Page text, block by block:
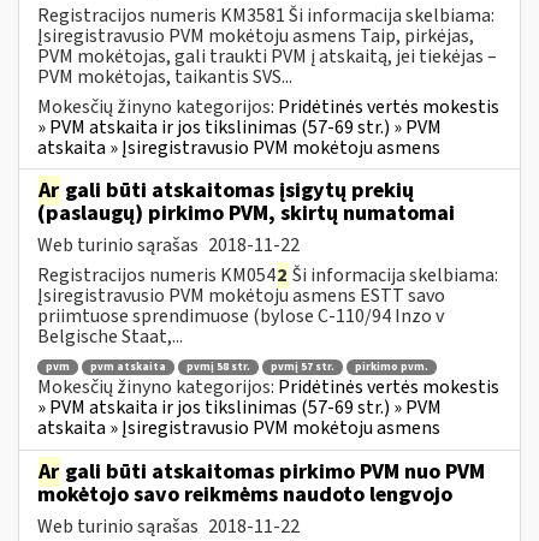
Registracijos numeris KM3581 Ši informacija skelbiama:
Įsiregistravusio PVM mokėtoju asmens Taip, pirkėjas,
PVM mokėtojas, gali traukti PVM į atskaitą, jei tiekėjas –
PVM mokėtojas, taikantis SVS...
Mokesčių žinyno kategorijos: Pridėtinės vertės mokestis
» PVM atskaita ir jos tikslinimas (57-69 str.) » PVM
atskaita » Įsiregistravusio PVM mokėtoju asmens
Ar gali būti atskaitomas įsigytų prekių
(paslaugų) pirkimo PVM, skirtų numatomai
Web turinio sąrašas 2018-11-22
Registracijos numeris KM0542 Ši informacija skelbiama:
Įsiregistravusio PVM mokėtoju asmens ESTT savo
priimtuose sprendimuose (bylose C-110/94 Inzo v
Belgische Staat,...
pvm pvm atskaita pvmį 58 str. pvmį 57 str. pirkimo pvm.
Mokesčių žinyno kategorijos: Pridėtinės vertės mokestis
» PVM atskaita ir jos tikslinimas (57-69 str.) » PVM
atskaita » Įsiregistravusio PVM mokėtoju asmens
Ar gali būti atskaitomas pirkimo PVM nuo PVM
mokėtojo savo reikmėms naudoto lengvojo
Web turinio sąrašas 2018-11-22